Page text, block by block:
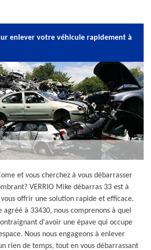
enlever votre véhicule rapidement à
et vous cherchez à vous débarrasser
VERRIO Mike débarras 33 est à
offrir une solution rapide et efficace.
agréé à 33430, nous comprenons à quel
d'avoir une épave qui occupe
Nous nous engageons à enlever
rien de temps, tout en vous débarrassant